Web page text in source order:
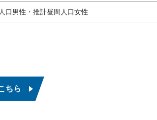
口男性・推計昼間人口女性
ちら